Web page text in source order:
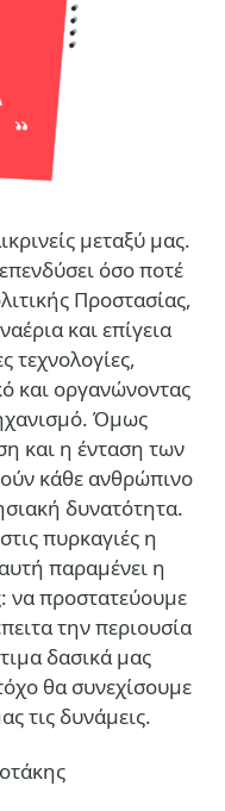
μεταξύ μας.
όσο ποτέ
Προστασίας,
και επίγεια
τεχνολογίες,
και οργανώνοντας
Όμως
και η ένταση των
κάθε ανθρώπινο
δυνατότητα.
πυρκαγιές η
παραμένει η
να προστατεύουμε
την περιουσία
δασικά μας
θα συνεχίσουμε
τις δυνάμεις.